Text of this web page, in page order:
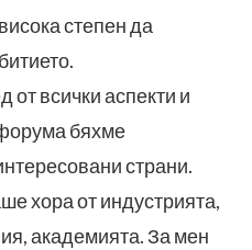
степен да
от всички аспекти и
бяхме
страни.
хора от индустрията,
академията. За мен